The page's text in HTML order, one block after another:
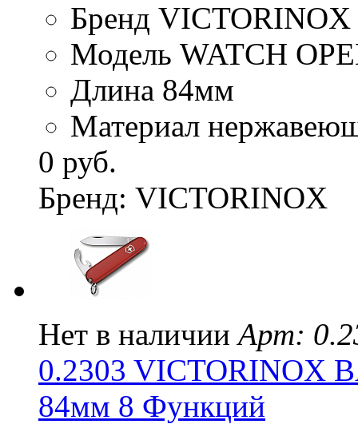
Бренд VICTORINOX
Модель WATCH
Длина 84мм
Материал
0 руб.
Бренд: VICTORINOX
Нет в наличии Арт:
0.2303 VICTORINOX
84мм 8 Функций